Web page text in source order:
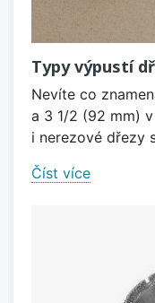
Typy výpustí
Nevíte co
a 3 1/2 (92 mm)
i nerezové dřezy
Číst více